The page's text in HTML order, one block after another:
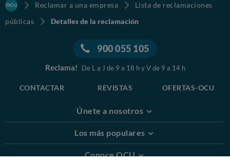
Reclamar a una empresa
Lista de reclamaciones
públicas
Detalles de la reclamación
900 055 105
Reclama! De L a J de 9 a 18 h y V de 9 a 14 h
CONTACTAR REVISTAS OFERTAS-OCU
Únete a nosotros
Los más populares
Conoce OCU